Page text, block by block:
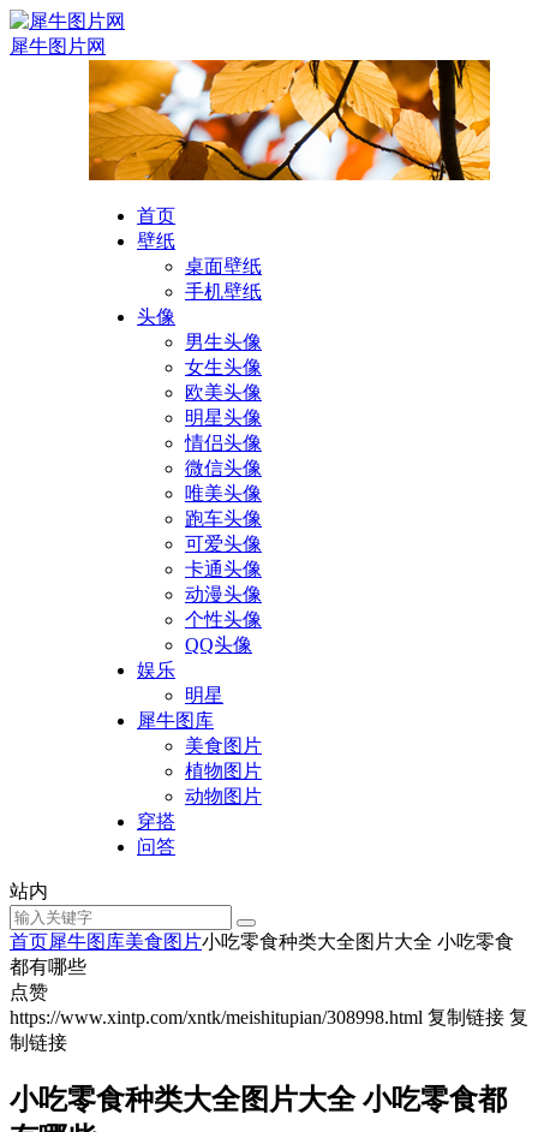
犀牛图片网
首页
壁纸
桌面壁纸
手机壁纸
头像
男生头像
女生头像
欧美头像
明星头像
情侣头像
微信头像
唯美头像
跑车头像
可爱头像
卡通头像
动漫头像
个性头像
QQ头像
娱乐
明星
犀牛图库
美食图片
植物图片
动物图片
穿搭
问答
站内
首页犀牛图库美食图片小吃零食种类大全图片大全 小吃零食
都有哪些
点赞
https://www.xintp.com/xntk/meishitupian/308998.html 复制链接 复
制链接
小吃零食种类大全图片大全 小吃零食都